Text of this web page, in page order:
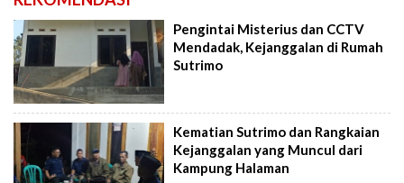
Pengintai Misterius dan CCTV
Mendadak, Kejanggalan di Rumah
Sutrimo
Kematian Sutrimo dan Rangkaian
Kejanggalan yang Muncul dari
Kampung Halaman